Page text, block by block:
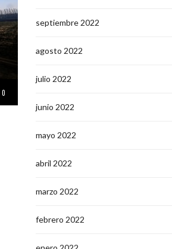
0
septiembre 2022
agosto 2022
julio 2022
junio 2022
mayo 2022
abril 2022
marzo 2022
febrero 2022